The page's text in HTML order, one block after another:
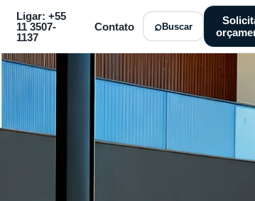
Ligar: +55
11 3507-
1137
Contato Buscar